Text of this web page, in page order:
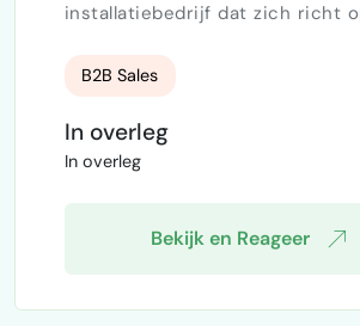
installatiebedrijf dat zich richt
verlichtingsoplossingen (LED-
markt zijn wij op zoek naar een
verkoopmedewerker die bereid
commissiebasis te werken. Wat je gaat
B2B Sales
In overleg
In overleg
Bekijk en Reageer